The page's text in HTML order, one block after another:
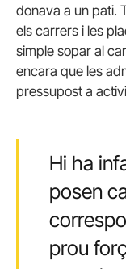
donava a un pati.
els carrers i les
simple sopar al
encara que les
pressupost a
Hi ha
posen
prou